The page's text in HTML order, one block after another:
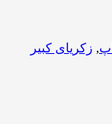
, زکریای کبیر